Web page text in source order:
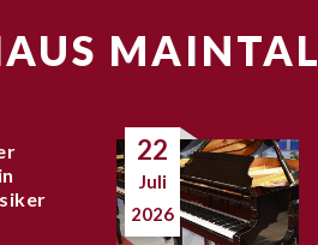
MAINTAL
22
Juli
2026